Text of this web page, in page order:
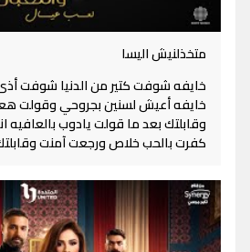
متخذلنيش اليسا
خايفه شوفت كتير من الدنيا شوفت
خايفه أعيش لسنين بجروحي وقولت
وقابلتك بعد ما قولت يادوب بالعافيه
كفرت بالحب خلاص ورجعت آمنت